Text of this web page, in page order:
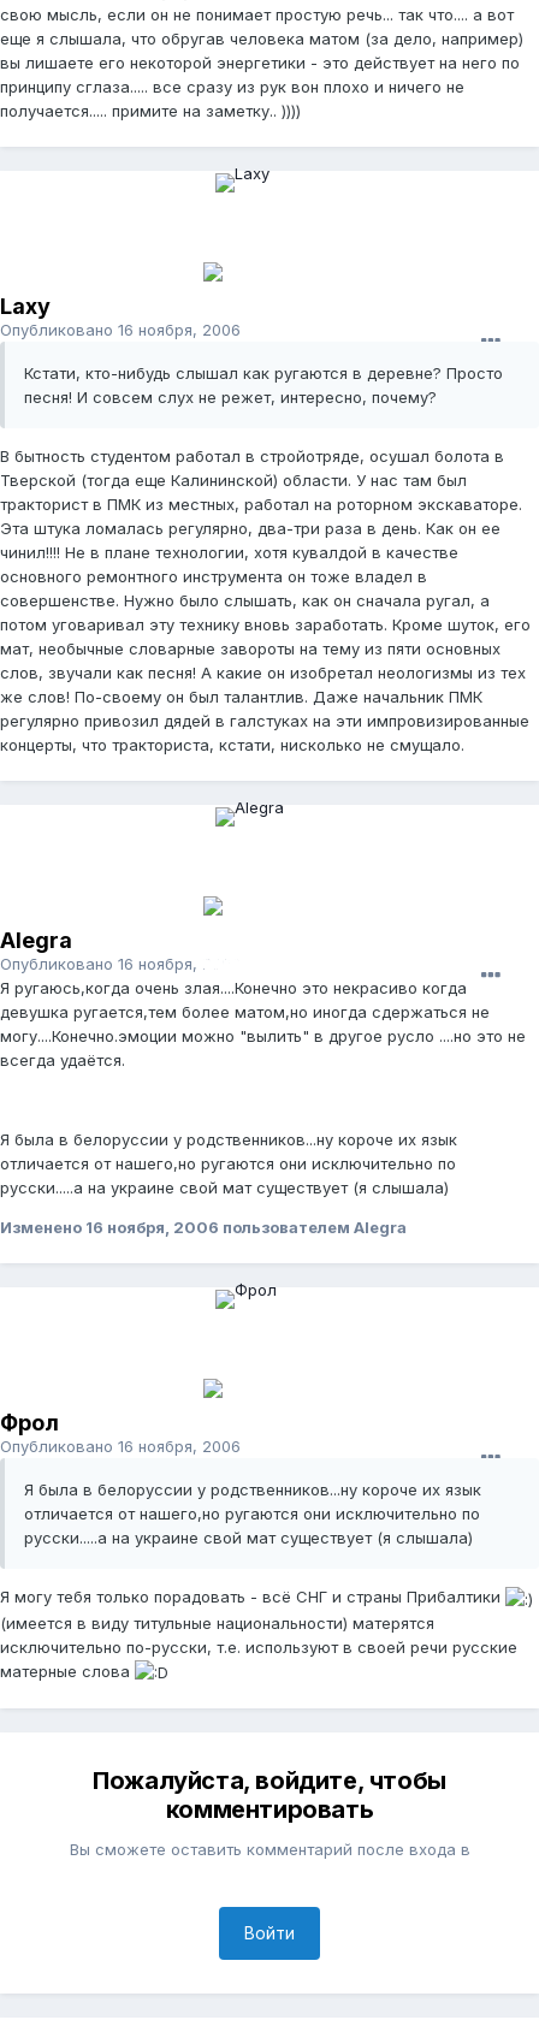
свою мысль, если он не понимает простую речь... так что.... а вот
еще я слышала, что обругав человека матом (за дело, например)
вы лишаете его некоторой энергетики - это действует на него по
принципу сглаза..... все сразу из рук вон плохо и ничего не
получается..... примите на заметку.. ))))
Laxy
Опубликовано 16 ноября, 2006
Кстати, кто-нибудь слышал как ругаются в деревне? Просто
песня! И совсем слух не режет, интересно, почему?
В бытность студентом работал в стройотряде, осушал болота в
Тверской (тогда еще Калининской) области. У нас там был
тракторист в ПМК из местных, работал на роторном экскаваторе.
Эта штука ломалась регулярно, два-три раза в день. Как он ее
чинил!!!! Не в плане технологии, хотя кувалдой в качестве
основного ремонтного инструмента он тоже владел в
совершенстве. Нужно было слышать, как он сначала ругал, а
потом уговаривал эту технику вновь заработать. Кроме шуток, его
мат, необычные словарные завороты на тему из пяти основных
слов, звучали как песня! А какие он изобретал неологизмы из тех
же слов! По-своему он был талантлив. Даже начальник ПМК
регулярно привозил дядей в галстуках на эти импровизированные
концерты, что тракториста, кстати, нисколько не смущало.
Alegra
Опубликовано 16 ноября, 2006
Я ругаюсь,когда очень злая....Конечно это некрасиво когда
девушка ругается,тем более матом,но иногда сдержаться не
могу....Конечно.эмоции можно "вылить" в другое русло ....но это не
всегда удаётся.
Я была в белоруссии у родственников...ну короче их язык
отличается от нашего,но ругаются они исключительно по
русски.....а на украине свой мат существует (я слышала)
Изменено 16 ноября, 2006 пользователем Alegra
Фрол
Опубликовано 16 ноября, 2006
Я была в белоруссии у родственников...ну короче их язык
отличается от нашего,но ругаются они исключительно по
русски.....а на украине свой мат существует (я слышала)
Я могу тебя только порадовать - всё СНГ и страны Прибалтики
(имеется в виду титульные национальности) матерятся
исключительно по-русски, т.е. используют в своей речи русские
матерные слова
Пожалуйста, войдите, чтобы
комментировать
Вы сможете оставить комментарий после входа в
Войти